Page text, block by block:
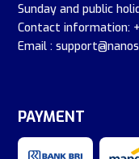
Sunday and public
Contact information:
Email :
PAYMENT